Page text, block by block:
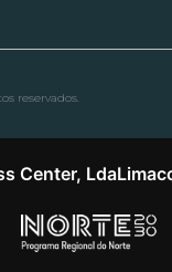
reservados.
Center, Lda